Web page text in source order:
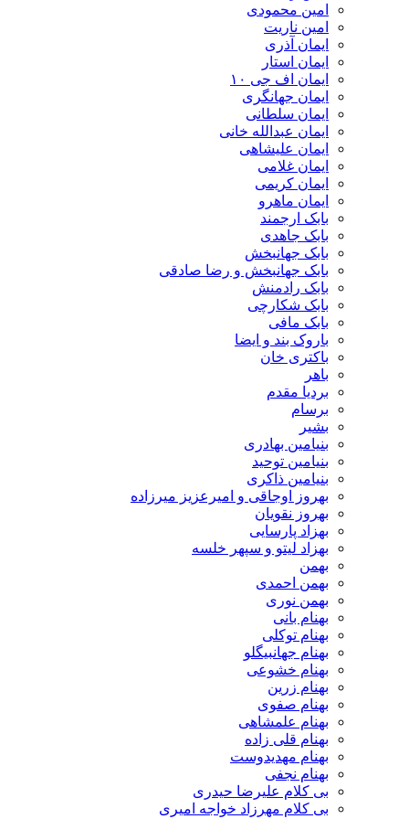
امین محمودی
امین ناریت
ایمان آذری
ایمان استار
ایمان اف جی ۱۰
ایمان جهانگری
ایمان سلطانی
ایمان عبدالله خانی
ایمان علیشاهی
ایمان غلامی
ایمان کریمی
ایمان ماهرو
بابک ارجمند
بابک جاهدی
بابک جهانبخش
بابک جهانبخش و رضا صادقی
بابک رادمنش
بابک شکارچی
بابک مافی
باروک بند و ایضا
باکتری خان
بردیا مقدم
بنیامین بهادری
بنیامین توحید
بنیامین ذاکری
بهروز اوجاقی و امیرعزیز میرزاده
بهروز نقویان
بهزاد پارسایی
بهزاد لیتو و سپهر خلسه
بهمن احمدی
بهمن نوری
بهنام بانی
بهنام توکلی
بهنام جهانبیگلو
بهنام خشوعی
بهنام زرین
بهنام صفوی
بهنام علمشاهی
بهنام قلی زاده
بهنام مهدیدوست
بهنام نجفی
بی کلام علیرضا حیدری
بی کلام مهرزاد خواجه امیری